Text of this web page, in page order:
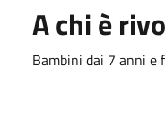
A chi è
Bambini dai 7 anni e